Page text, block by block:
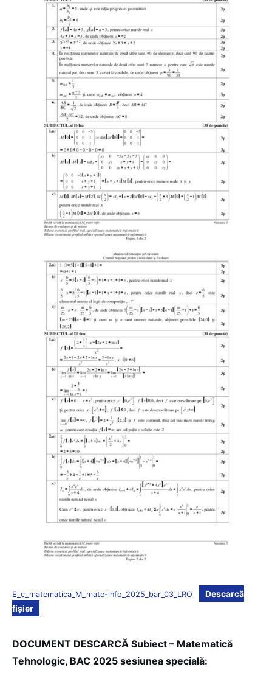
E_c_matematica_M_mate-info_2025_bar_03_LRO
Descarcă
fișier
DOCUMENT DESCARCĂ Subiect – Matematică
Tehnologic, BAC 2025 sesiunea specială: